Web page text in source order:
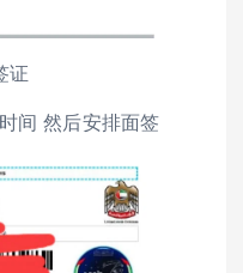
证
间 然后安排面签